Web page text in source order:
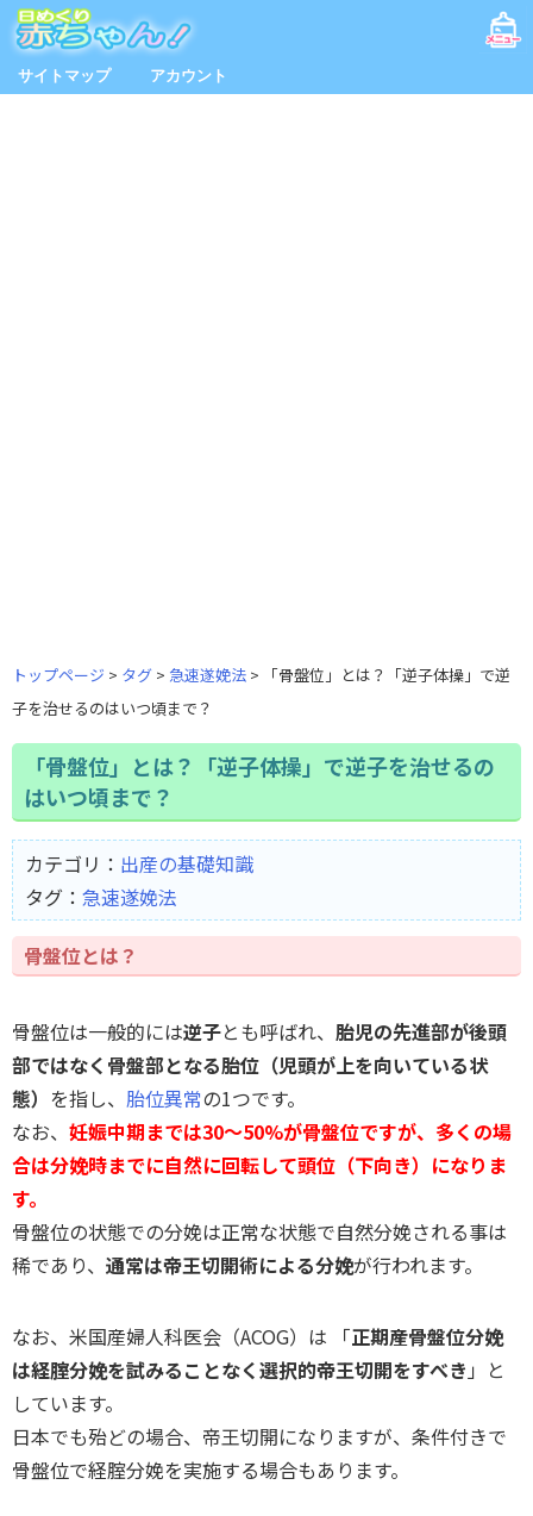
サイトマップ アカウント
トップページ タグ 急速遂娩法
「骨盤位」とは？「逆子体操」で逆
子を治せるのはいつ頃まで？
「骨盤位」とは？「逆子体操」で逆子を治せるの
はいつ頃まで？
カテゴリ： 出産の基礎知識
タグ： 急速遂娩法
骨盤位とは？
骨盤位は一般的には逆子とも呼ばれ、 胎児の先進部が後頭
部ではなく骨盤部となる胎位（児頭が上を向いている状
態） を指し、 胎位異常の1つです。
なお、 妊娠中期までは30～50%が骨盤位ですが、多くの場
合は分娩時までに自然に回転して頭位（下向き）になりま
す。
骨盤位の状態での分娩は正常な状態で自然分娩される事は
稀であり、 通常は帝王切開術による分娩が行われます。
なお、米国産婦人科医会（ACOG）は 「正期産骨盤位分娩
は経腟分娩を試みることなく選択的帝王切開をすべき 」と
しています。
日本でも殆どの場合、帝王切開になりますが、条件付きで
骨盤位で経腟分娩を実施する場合もあります。